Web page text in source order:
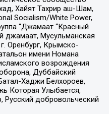
Хайят Тахрир аш-Шам,
Socialism/White Power,
“Джамаат “Красный
джамаат, Мусульманская
Оренбург, Крымско-
имени Номана
возрождения
Дуббайский
Хаджи Белхороев,
Которая Улыбается,
Русский добровольческий